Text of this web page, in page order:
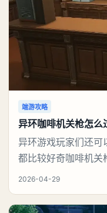
端游攻略
异环咖啡机关枪怎么
异环游戏玩家们还可
都比较好奇咖啡机关
家带来咖啡机关枪
「一咖舍」咖啡店）
2026-04-29